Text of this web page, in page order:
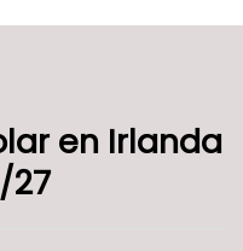
en Irlanda
27